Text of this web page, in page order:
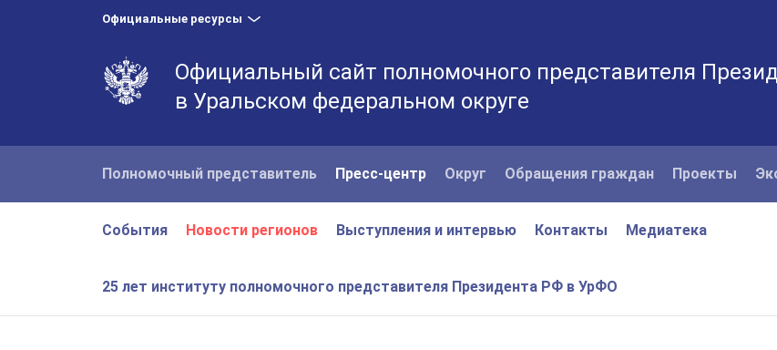
Официальные ресурсы
Официальный сайт полномочного представителя
в Уральском федеральном округе
Полномочный представитель Пресс-центр Округ Обращения граждан Проекты
События Новости регионов Выступления и интервью Контакты Медиатека
25 лет институту полномочного представителя Президента РФ в УрФО